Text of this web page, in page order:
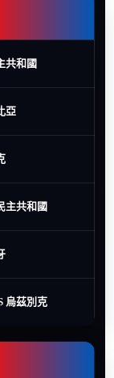
共和國
亞
主共和國
烏茲別克